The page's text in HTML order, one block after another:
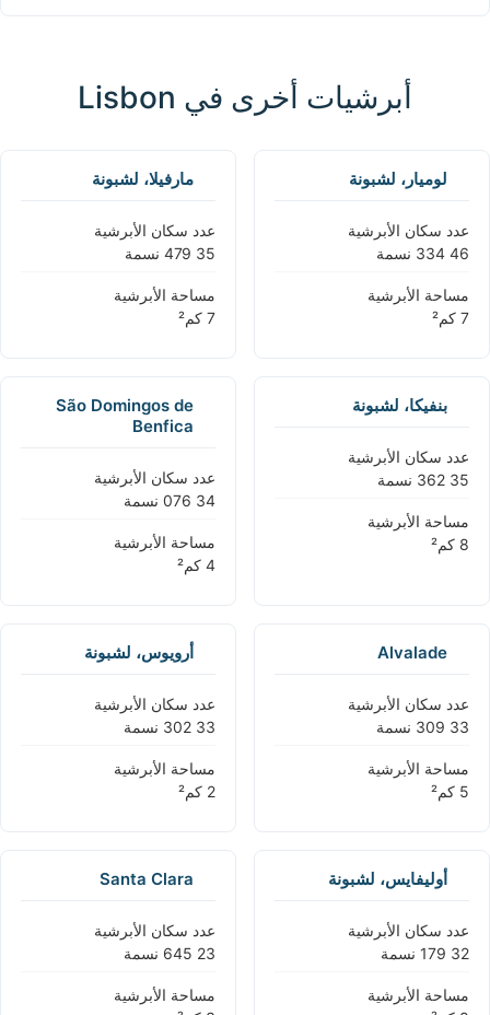
أبرشيات أخرى في Lisbon
لوميار، لشبونة
عدد سكان الأبرشية
مساحة الأبرشية
مارفيلا، لشبونة
عدد سكان الأبرشية
مساحة الأبرشية
بنفيكا، لشبونة
عدد سكان الأبرشية
مساحة الأبرشية
São Domingos de
Benfica
عدد سكان الأبرشية
مساحة الأبرشية
Alvalade
عدد سكان الأبرشية
مساحة الأبرشية
أرويوس، لشبونة
عدد سكان الأبرشية
مساحة الأبرشية
أوليفايس، لشبونة
عدد سكان الأبرشية
مساحة الأبرشية
Santa Clara
عدد سكان الأبرشية
مساحة الأبرشية